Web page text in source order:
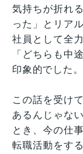
気持ちが折れ
った」とリア
社員として全
「どちらも中
印象的でした。
この話を受け
あるんじゃな
とき、今の仕
転職活動をす